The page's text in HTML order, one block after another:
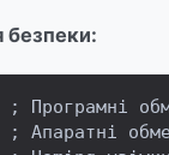
безпеки: